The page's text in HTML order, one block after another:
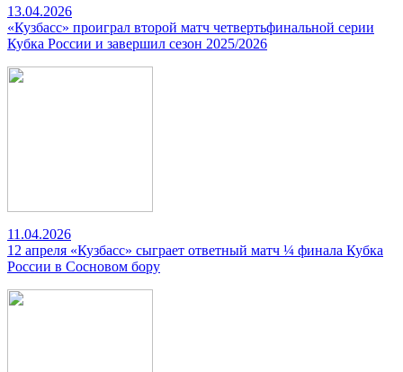
13.04.2026
«Кузбасс» проиграл второй матч четвертьфинальной серии
Кубка России и завершил сезон 2025/2026
11.04.2026
12 апреля «Кузбасс» сыграет ответный матч ¼ финала Кубка
России в Сосновом бору